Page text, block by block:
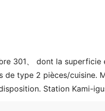
301、 dont la superficie
de type 2 pièces/cuisine.
Station Kami-